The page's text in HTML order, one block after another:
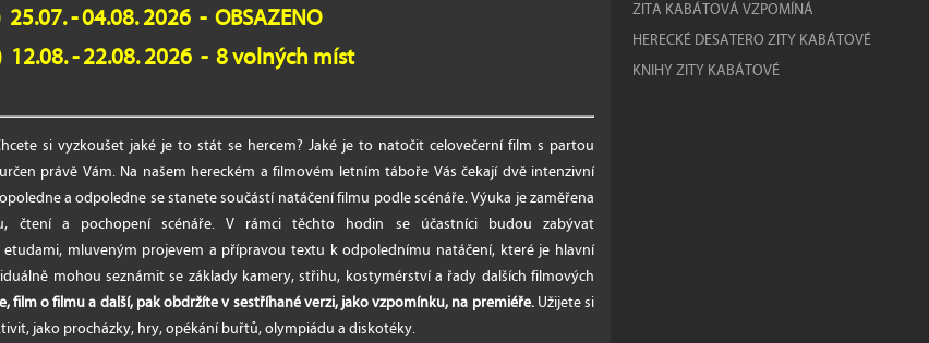
25.07. - 04.08. 2026 - OBSAZENO
12.08. - 22.08. 2026 - 8 volných míst
si vyzkoušet jaké je to stát se hercem? Jaké je to natočit celovečerní film s partou
právě Vám. Na našem hereckém a filmovém letním táboře Vás čekají dvě intenzivní
a odpoledne se stanete součástí natáčení filmu podle scénáře. Výuka je zaměřena
čtení a pochopení scénáře. V rámci těchto hodin se účastníci budou zabývat
mluveným projevem a přípravou textu k odpolednímu natáčení, které je hlavní
mohou seznámit se základy kamery, střihu, kostymérství a řady dalších filmových
film o filmu a další, pak obdržíte v sestříhané verzi, jako vzpomínku, na premiéře.Užijete si
jako procházky, hry, opékání buřtů, olympiádu a diskotéky.
ZITA KABÁTOVÁ VZPOMÍNÁ
HERECKÉ DESATERO ZITY KABÁTOVÉ
KNIHY ZITY KABÁTOVÉ